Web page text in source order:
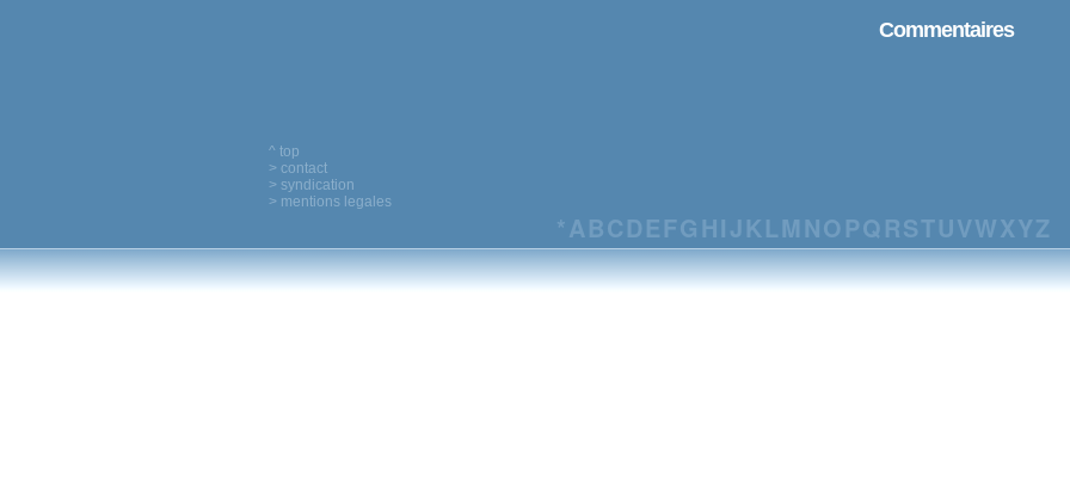
Commentaires
^ top
> contact
> syndication
> mentions legales
*ABCDEFG HIJ KLM NO PQRSTUVWXYZ